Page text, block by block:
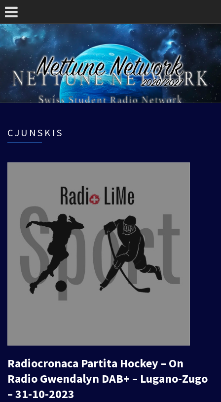
CJUNSKIS
Radiocronaca Partita Hockey – On
Radio Gwendalyn DAB+ – Lugano-Zugo
– 31-10-2023